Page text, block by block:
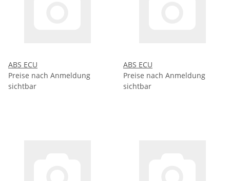
ABS ECU
Preise nach Anmeldung
sichtbar
ABS ECU
Preise nach Anmeldung
sichtbar